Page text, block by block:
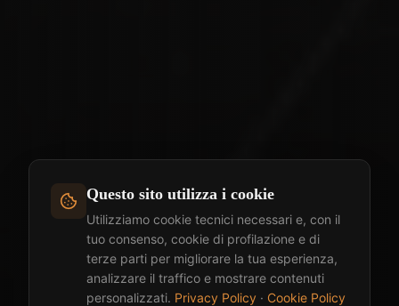
Questo sito utilizza i cookie
Utilizziamo cookie tecnici necessari e, con il
tuo consenso, cookie di profilazione e di
terze parti per migliorare la tua esperienza,
analizzare il traffico e mostrare contenuti
personalizzati. Privacy Policy · Cookie Policy